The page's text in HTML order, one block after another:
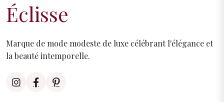
Éclisse
Marque de mode modeste de luxe célébrant l'élégance et
la beauté intemporelle.